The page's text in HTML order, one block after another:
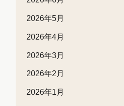
2026年5月
2026年4月
2026年3月
2026年2月
2026年1月